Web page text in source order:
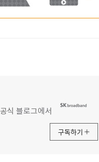
식 블로그에서
구독하기